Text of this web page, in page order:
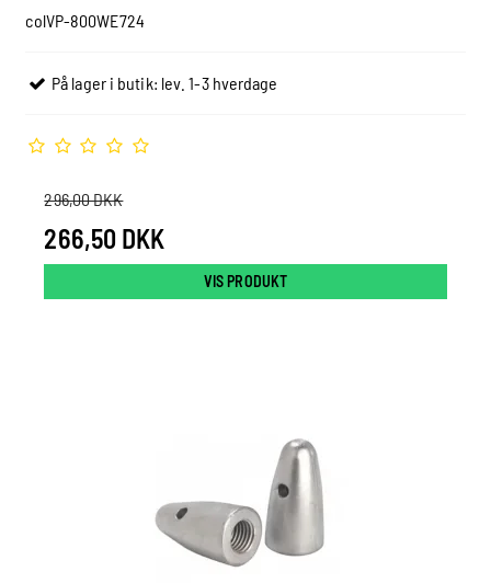
colVP-800WE724
På lager i butik: lev. 1-3 hverdage
296,00 DKK
266,50 DKK
VIS PRODUKT